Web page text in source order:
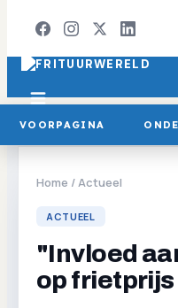
VOORPAGINA
Home /Actueel
ACTUEEL
"Invloed
op